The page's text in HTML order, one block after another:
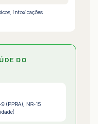
intoxicações
DO
(PPRA), NR-15